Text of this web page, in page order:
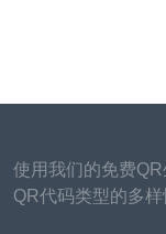
使用我们的免费
QR代码类型的多